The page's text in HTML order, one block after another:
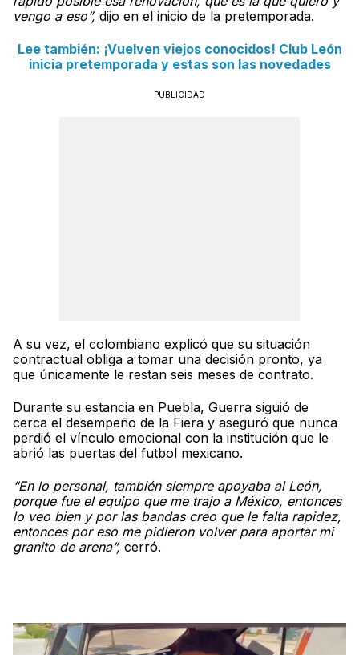
vengo a eso”, dijo en el inicio de la pretemporada.
Lee también: ¡Vuelven viejos conocidos! Club León
inicia pretemporada y estas son las novedades
PUBLICIDAD
A su vez, el colombiano explicó que su situación
contractual obliga a tomar una decisión pronto, ya
que únicamente le restan seis meses de contrato.
Durante su estancia en Puebla, Guerra siguió de
cerca el desempeño de la Fiera y aseguró que nunca
perdió el vínculo emocional con la institución que le
abrió las puertas del futbol mexicano.
“En lo personal, también siempre apoyaba al León,
porque fue el equipo que me trajo a México, entonces
lo veo bien y por las bandas creo que le falta rapidez,
entonces por eso me pidieron volver para aportar mi
granito de arena”, cerró.